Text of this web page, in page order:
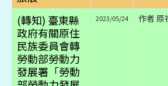
(轉知) 臺東縣
政府有關原住
民族委員會轉
勞動部勞動力
發展署「勞動
2023/05/24 作者 原